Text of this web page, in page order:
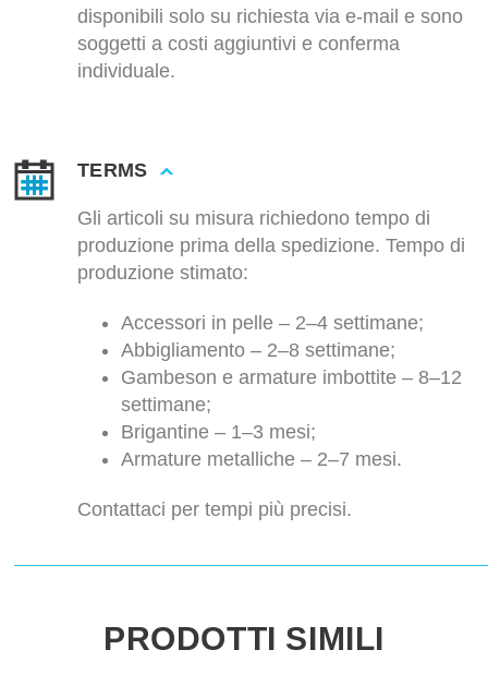
disponibili solo su richiesta via e-mail e sono
soggetti a costi aggiuntivi e conferma
individuale.
TERMS
Gli articoli su misura richiedono tempo di
produzione prima della spedizione. Tempo di
produzione stimato:
Accessori in pelle – 2–4 settimane;
Abbigliamento – 2–8 settimane;
Gambeson e armature imbottite – 8–12
settimane;
Brigantine – 1–3 mesi;
Armature metalliche – 2–7 mesi.
Contattaci per tempi più precisi.
PRODOTTI SIMILI